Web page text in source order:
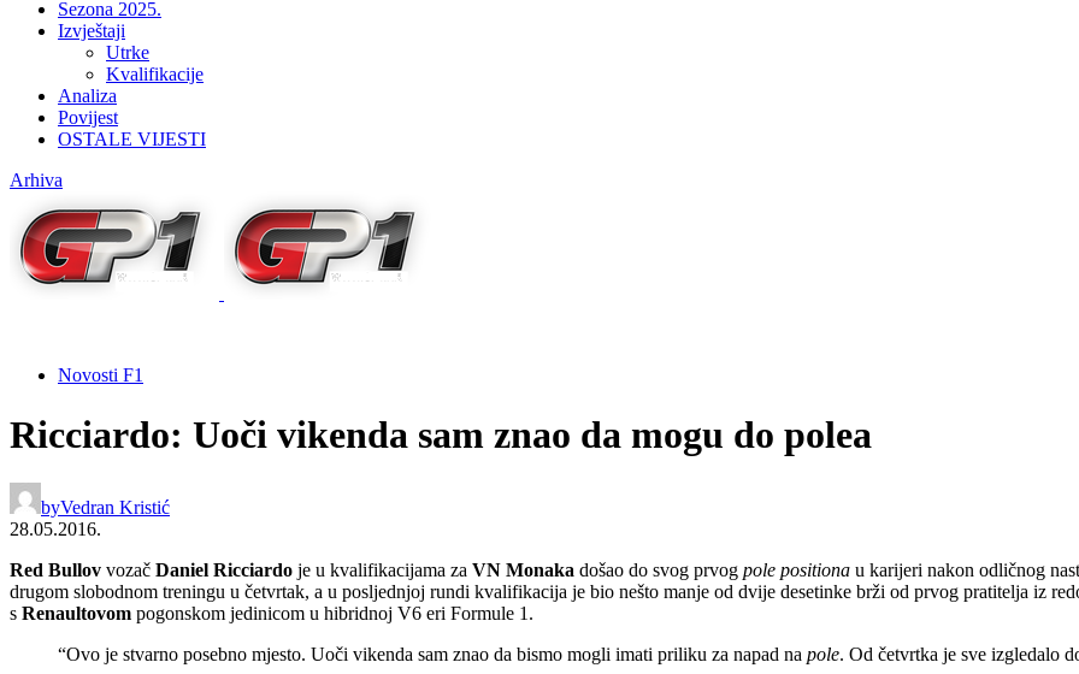
Sezona 2025.
Izvještaji
Utrke
Kvalifikacije
Analiza
Povijest
OSTALE VIJESTI
Arhiva
Novosti F1
Ricciardo: Uoči vikenda sam znao da mogu do polea
byVedran Kristić
28.05.2016.
Red Bullov vozač Daniel Ricciardo je u kvalifikacijama za VN Monaka došao do svog prvog pole positiona u karijeri nakon odličnog
drugom slobodnom treningu u četvrtak, a u posljednjoj rundi kvalifikacija je bio nešto manje od dvije desetinke brži od prvog pratitelja iz
s Renaultovom pogonskom jedinicom u hibridnoj V6 eri Formule 1.
“Ovo je stvarno posebno mjesto. Uoči vikenda sam znao da bismo mogli imati priliku za napad na pole. Od četvrtka je sve izgledalo